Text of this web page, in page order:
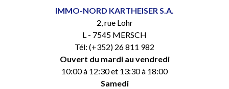
IMMO-NORD KARTHEISER S.A.
2, rue Lohr
L - 7545 MERSCH
Tél: (+352) 26 811 982
Ouvert du mardi au vendredi
10:00 à 12:30 et 13:30 à 18:00
Samedi